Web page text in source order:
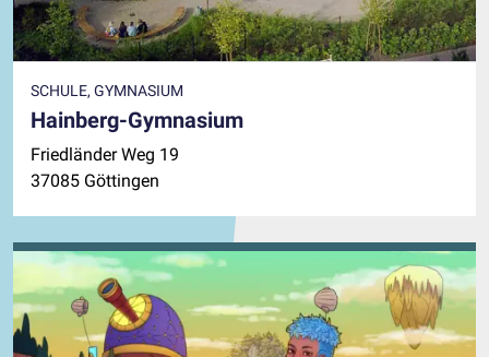
SCHULE, GYMNASIUM
Hainberg-Gymnasium
Friedländer Weg 19
37085 Göttingen